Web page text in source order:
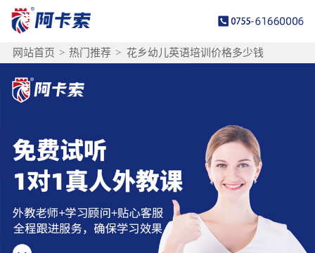
网站首页 > 热门推荐 > 花乡幼儿英语培训价格多少钱